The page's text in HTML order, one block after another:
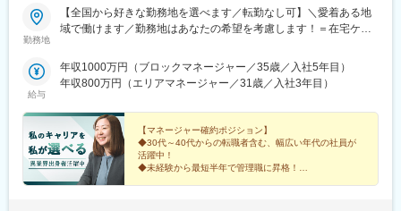
勤務地
【全国から好きな勤務地を選べます／転勤なし可】＼愛着ある地
域で働けます／勤務地はあなたの希望を考慮します！＝在宅ケア
い方に最適なポジション☆引越し手当支給・家賃無料の借り上げ
社宅提供◆全国募集◆四国・東北・関西・岐阜・長野で強化募集
中◆入社半年は東京・神奈川・埼玉⇒養成期間後の勤務地は現在
成期間中の勤務地》東京、神奈川、埼玉※所在地はHP記載【2／地
元マネージャーコース】☆地元採用・転勤なしOK☆別事業へのキ
ャリアチェンジによる昇格可能◆勤務地はページ下部『勤務地一
覧』を参照ください└湘南・川越・香川・川崎・江戸川・徳島・
青森・多摩川に新規オープン！＝施設ケア事業＝【転勤なしOK／
給与
年収1000万円（ブロックマネージャー／35歳／入社5年目）
年収800万円（エリアマネージャー／31歳／入社3年目）
【マネージャー確約ポジション】
◆30代～40代からの転職者含む、幅広い年代の社員が
活躍中！
◆未経験から最短半年で管理職に昇格！